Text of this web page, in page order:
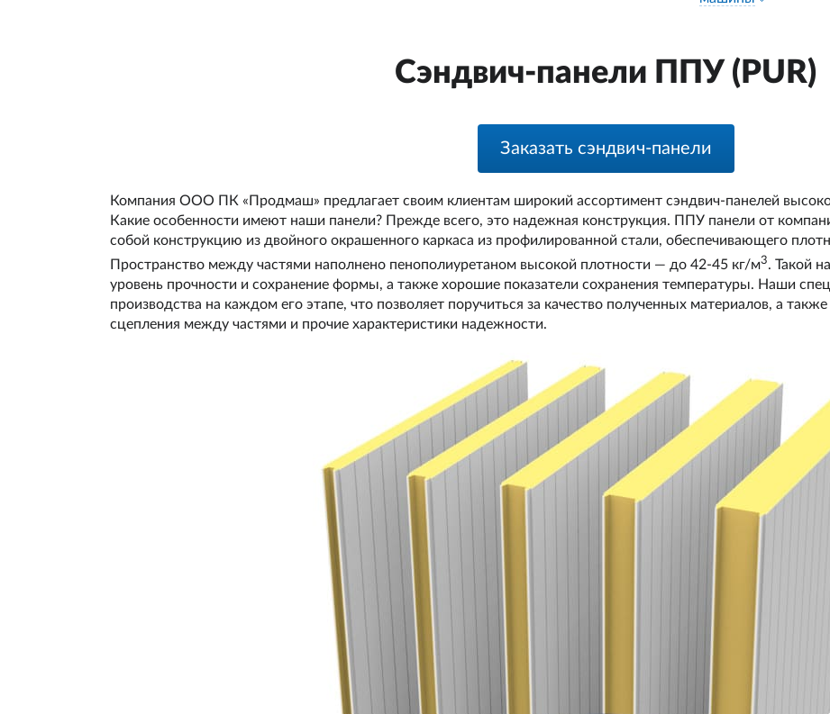
Сэндвич-панели ППУ (PUR)
Заказать сэндвич-панели
Компания ООО ПК «Продмаш» предлагает своим клиентам широкий ассортимент сэндвич-панелей
Какие особенности имеют наши панели? Прежде всего, это надежная конструкция. ППУ панели от
собой конструкцию из двойного окрашенного каркаса из профилированной стали, обеспечивающего
Пространство между частями наполнено пенополиуретаном высокой плотности — до 42-45 кг/м3. Такой
уровень прочности и сохранение формы, а также хорошие показатели сохранения температуры. Наши
производства на каждом его этапе, что позволяет поручиться за качество полученных материалов, а
сцепления между частями и прочие характеристики надежности.